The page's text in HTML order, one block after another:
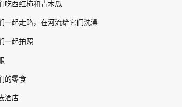
吃西红柿和青木瓜
一起走路，在河流给它们洗澡
一起拍照
的零食
酒店